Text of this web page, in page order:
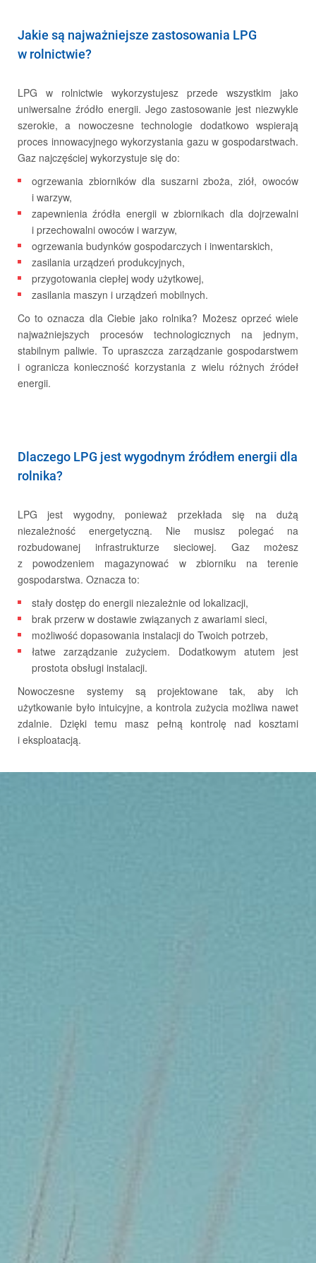
Kariera
Nasza przyszłość - Essentia
Jakie są najważniejsze zastosowania LPG
w rolnictwie?
LPG w rolnictwie wykorzystujesz przede wszystkim jako
uniwersalne źródło energii. Jego zastosowanie jest niezwykle
szerokie, a nowoczesne technologie dodatkowo wspierają
proces innowacyjnego wykorzystania gazu w gospodarstwach.
Gaz najczęściej wykorzystuje się do:
ogrzewania zbiorników dla suszarni zboża, ziół, owoców
i warzyw,
zapewnienia źródła energii w zbiornikach dla dojrzewalni
i przechowalni owoców i warzyw,
ogrzewania budynków gospodarczych i inwentarskich,
zasilania urządzeń produkcyjnych,
przygotowania ciepłej wody użytkowej,
zasilania maszyn i urządzeń mobilnych.
Co to oznacza dla Ciebie jako rolnika? Możesz oprzeć wiele
najważniejszych procesów technologicznych na jednym,
stabilnym paliwie. To upraszcza zarządzanie gospodarstwem
i ogranicza konieczność korzystania z wielu różnych źródeł
energii.
Dlaczego LPG jest wygodnym źródłem energii dla
rolnika?
LPG jest wygodny, ponieważ przekłada się na dużą
niezależność energetyczną. Nie musisz polegać na
rozbudowanej infrastrukturze sieciowej. Gaz możesz
z powodzeniem magazynować w zbiorniku na terenie
gospodarstwa. Oznacza to:
stały dostęp do energii niezależnie od lokalizacji,
brak przerw w dostawie związanych z awariami sieci,
możliwość dopasowania instalacji do Twoich potrzeb,
łatwe zarządzanie zużyciem. Dodatkowym atutem jest
prostota obsługi instalacji.
Nowoczesne systemy są projektowane tak, aby ich
użytkowanie było intuicyjne, a kontrola zużycia możliwa nawet
zdalnie. Dzięki temu masz pełną kontrolę nad kosztami
i eksploatacją.